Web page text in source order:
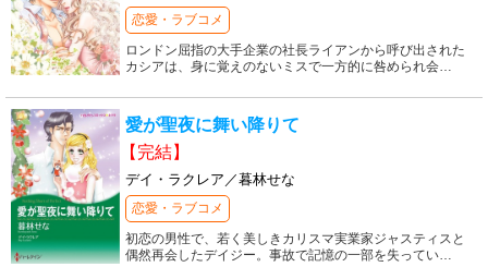
恋愛・ラブコメ
ロンドン屈指の大手企業の社長ライアンから呼び出された
カシアは、身に覚えのないミスで一方的に咎められ会…
愛が聖夜に舞い降りて
【完結】
デイ・ラクレア／暮林せな
恋愛・ラブコメ
初恋の男性で、若く美しきカリスマ実業家ジャスティスと
偶然再会したデイジー。事故で記憶の一部を失ってい…